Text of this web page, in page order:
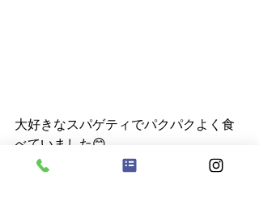
大好きなスパゲティでパクパクよく食
べていました😊